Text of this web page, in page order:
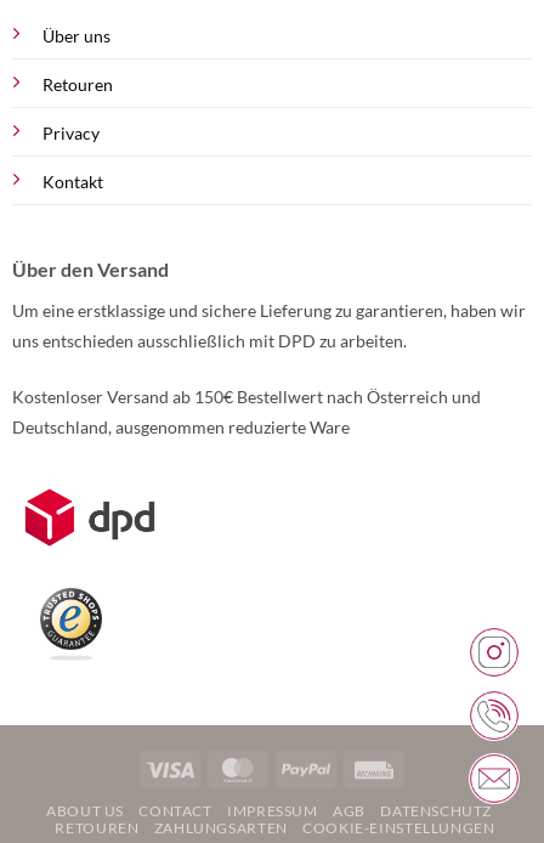
Über uns
Retouren
Privacy
Kontakt
Über den Versand
Um eine erstklassige und sichere Lieferung zu garantieren, haben wir
uns entschieden ausschließlich mit DPD zu arbeiten.
Kostenloser Versand ab 150€ Bestellwert nach Österreich und
Deutschland, ausgenommen reduzierte Ware
Weitere Informationen über den gesperrten Inhalt.
Visa MasterCardPayPal
ABOUT US CONTACT IMPRESSUM AGB
DATENSCHUTZ
RETOUREN
ZAHLUNGSARTEN COOKIE-EINSTELLUNGEN